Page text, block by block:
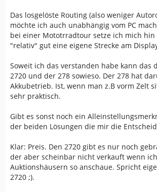
Das losgelöste Routing (also weniger
möchte ich auch unabhängig vom PC
bei einer Mototrradtour setze ich mich hin
"relativ" gut eine eigene Strecke am
Soweit ich das verstanden habe kann das
2720 und der 278 sowieso. Der 278 hat
Akkubetrieb. Ist, wenn man z.B vorm Zelt
sehr praktisch.
Gibt es sonst noch ein
der beiden Lösungen die mir die
Klar: Preis. Den 2720 gibt es nur noch
der aber scheinbar nicht verkauft wenn
Auktionshäusern so anschaue. Spricht
2720 ;).